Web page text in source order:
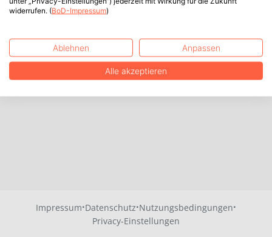
Impressum·Datenschutz·Nutzungsbedingungen·
Privacy-Einstellungen
widerrufen. (BoD-Impressum)
Ablehnen Anpassen
Alle akzeptieren